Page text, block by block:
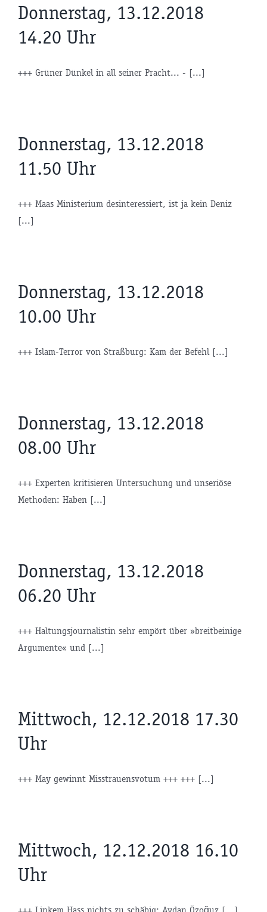
Donnerstag, 13.12.2018
14.20 Uhr
+++ Grüner Dünkel in all seiner Pracht... - [...]
Donnerstag, 13.12.2018
11.50 Uhr
+++ Maas Ministerium desinteressiert, ist ja kein Deniz
[...]
Donnerstag, 13.12.2018
10.00 Uhr
+++ Islam-Terror von Straßburg: Kam der Befehl [...]
Donnerstag, 13.12.2018
08.00 Uhr
+++ Experten kritisieren Untersuchung und unseriöse
Methoden: Haben [...]
Donnerstag, 13.12.2018
06.20 Uhr
+++ Haltungsjournalistin sehr empört über »breitbeinige
Argumente« und [...]
Mittwoch, 12.12.2018 17.30
Uhr
+++ May gewinnt Misstrauensvotum +++ +++ [...]
Mittwoch, 12.12.2018 16.10
Uhr